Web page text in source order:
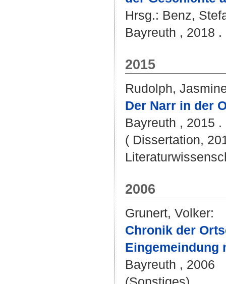
Hrsg.: Benz,
Bayreuth , 2018 .
2015
Rudolph,
Der Narr in der
Bayreuth , 2015 .
( Dissertation,
2006
Grunert, Volker:
Chronik der
Eingemeindung
Bayreuth , 2006